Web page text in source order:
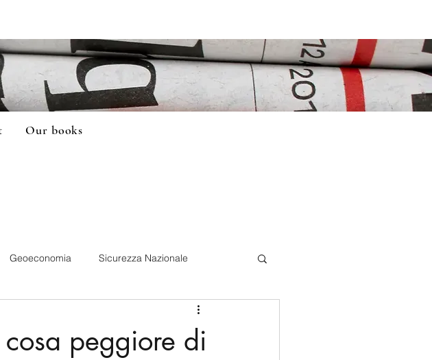
Our books
Geoeconomia Sicurezza Nazionale
cosa peggiore di